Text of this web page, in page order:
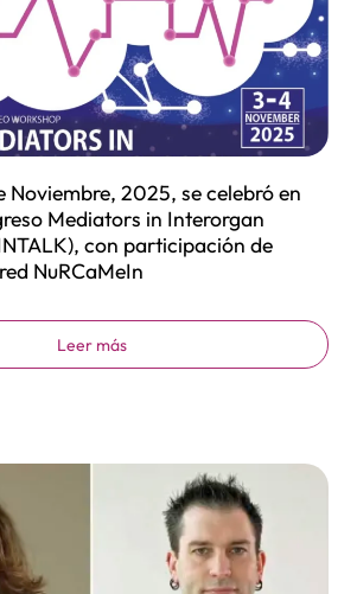
Noviembre, 2025, se celebró en
Mediators in Interorgan
con participación de
NuRCaMeIn
Leer más